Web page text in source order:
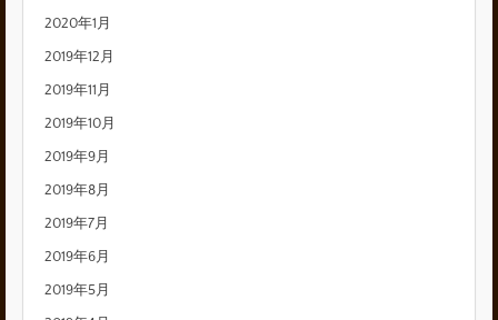
2020年1月
2019年12月
2019年11月
2019年10月
2019年9月
2019年8月
2019年7月
2019年6月
2019年5月